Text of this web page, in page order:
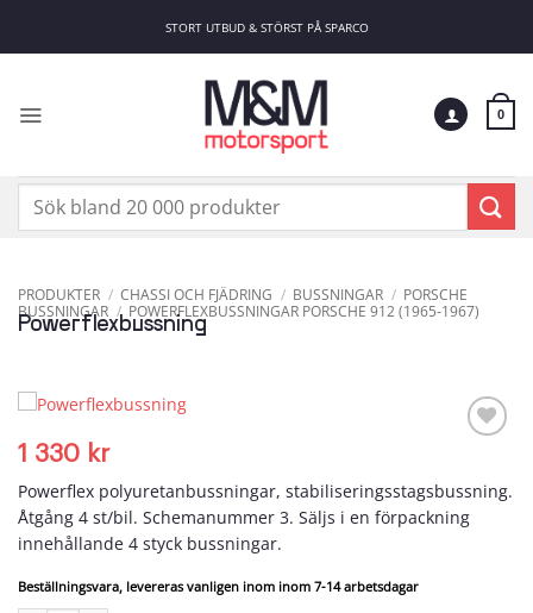
STORT UTBUD & STÖRST PÅ SPARCO
0
Sök
PRODUKTER / CHASSI OCH FJÄDRING / BUSSNINGAR / PORSCHE
BUSSNINGAR / POWERFLEXBUSSNINGAR PORSCHE 912 (1965-1967)
Powerflexbussning
1 330 kr
Powerflex polyuretanbussningar, stabiliseringsstagsbussning.
Åtgång 4 st/bil. Schemanummer 3. Säljs i en förpackning
innehållande 4 styck bussningar.
Beställningsvara, levereras vanligen inom inom 7-14 arbetsdagar